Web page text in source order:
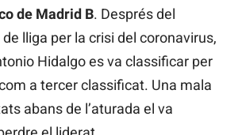
de Madrid B. Després del
lliga per la crisi del coronavirus,
Hidalgo es va classificar per
a tercer classificat. Una mala
abans de l’aturada el va